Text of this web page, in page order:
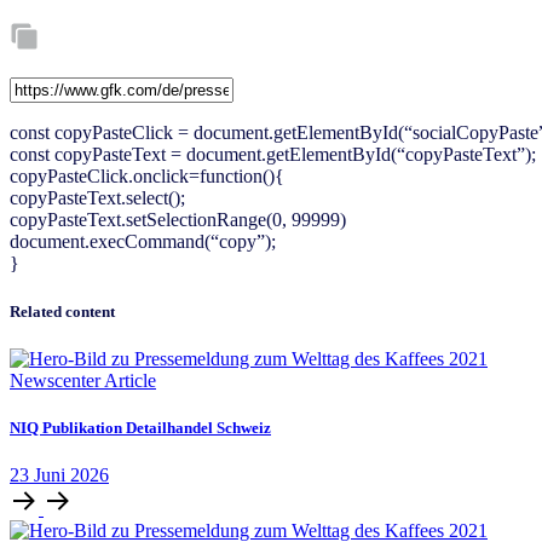
const copyPasteClick =
const copyPasteText = document.getElementById(“copyPasteText”);
copyPasteClick.onclick=function(){
copyPasteText.select();
copyPasteText.setSelectionRange(0, 99999)
document.execCommand(“copy”);
}
Related content
Newscenter Article
NIQ Publikation Detailhandel Schweiz
23 Juni 2026